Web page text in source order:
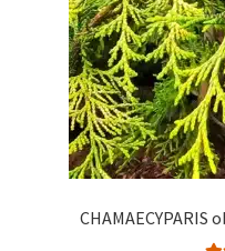
CHAMAECYPARIS